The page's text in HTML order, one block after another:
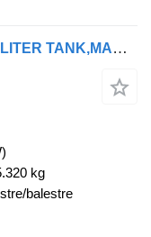
MAN LE 220C GODIVA POMP 2000 LITER TANK,MANUAL GEARBOX
kg
balestre